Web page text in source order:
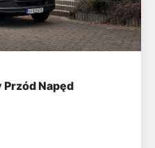
Napęd